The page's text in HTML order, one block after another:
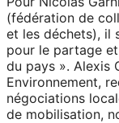
(fédération de
et les déchets), il
pour le partage
du pays ». Alexis
Environnement,
négociations
de mobilisation,